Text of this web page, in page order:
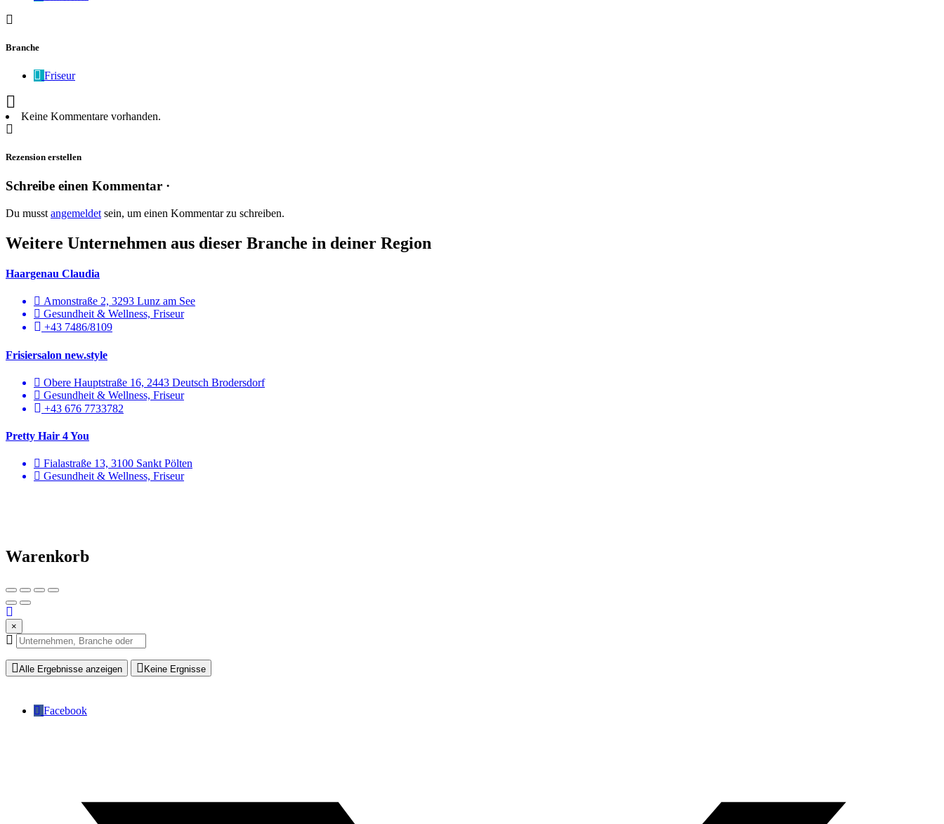
Branche
Friseur
Keine Kommentare vorhanden.
Rezension erstellen
Schreibe einen Kommentar ·
Du musst angemeldet sein, um einen Kommentar zu schreiben.
Weitere Unternehmen aus dieser Branche in deiner Region
Haargenau Claudia
Amonstraße 2, 3293 Lunz am See
Gesundheit & Wellness, Friseur
+43 7486/8109
Frisiersalon new.style
Obere Hauptstraße 16, 2443 Deutsch Brodersdorf
Gesundheit & Wellness, Friseur
+43 676 7733782
Pretty Hair 4 You
Fialastraße 13, 3100 Sankt Pölten
Gesundheit & Wellness, Friseur
Warenkorb
×
Alle Ergebnisse anzeigen Keine Ergnisse
Facebook